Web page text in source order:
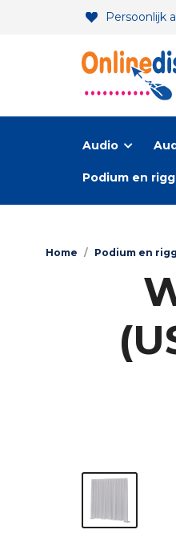
Persoonlijk
Audio
Podium en
Home / Podium en